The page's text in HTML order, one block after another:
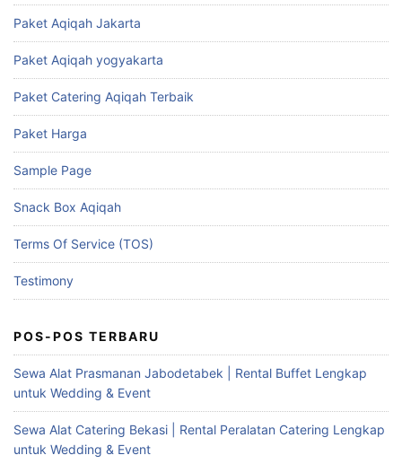
Paket Aqiqah Jakarta
Paket Aqiqah yogyakarta
Paket Catering Aqiqah Terbaik
Paket Harga
Sample Page
Snack Box Aqiqah
Terms Of Service (TOS)
Testimony
POS-POS TERBARU
Sewa Alat Prasmanan Jabodetabek | Rental Buffet Lengkap
untuk Wedding & Event
Sewa Alat Catering Bekasi | Rental Peralatan Catering Lengkap
untuk Wedding & Event